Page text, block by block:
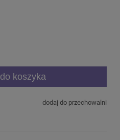
do koszyka
dodaj do przechowalni